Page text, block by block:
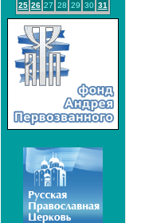
25 26 27 28 29 30 31